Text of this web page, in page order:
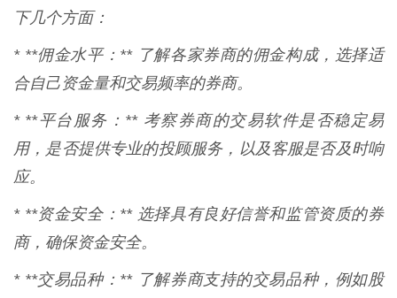
下几个方面：
* **佣金水平：** 了解各家券商的佣金构成，选择适
合自己资金量和交易频率的券商。
* **平台服务：** 考察券商的交易软件是否稳定易
用，是否提供专业的投顾服务，以及客服是否及时响
应。
* **资金安全：** 选择具有良好信誉和监管资质的券
商，确保资金安全。
* **交易品种：** 了解券商支持的交易品种，例如股